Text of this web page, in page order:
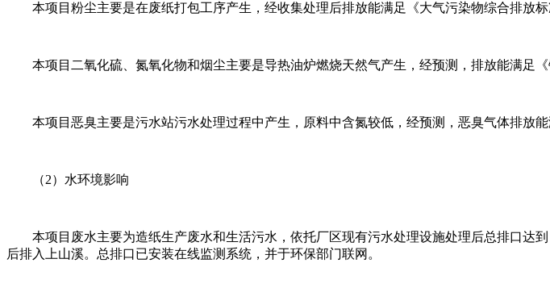
本项目粉尘主要是在废纸打包工序产生，经收集处理后排放能满足《大气污染物综合排放标
本项目二氧化硫、氮氧化物和烟尘主要是导热油炉燃烧天然气产生，经预测，排放能满足
本项目恶臭主要是污水站污水处理过程中产生，原料中含氮较低，经预测，恶臭气体排放
（2）水环境影响
本项目废水主要为造纸生产废水和生活污水，依托厂区现有污水处理设施处理后总排口达
后排入上山溪。总排口已安装在线监测系统，并于环保部门联网。